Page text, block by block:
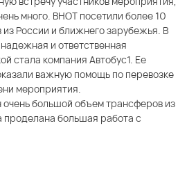
много. ВНОТ посетили более 10
России и ближнего зарубежья. В
и ответственная
стала компания Автобус1. Ее
важную помощь по перевозке
мероприятия.
большой объем трансферов из
проделана большая работа с